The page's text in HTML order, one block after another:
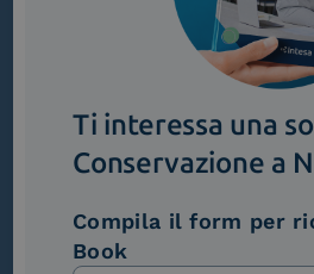
Iscriviti alla
Novità, iniziative ed
trasformazione digitale.
Ti interessa una
Conservazione a
Compila il form per
Book